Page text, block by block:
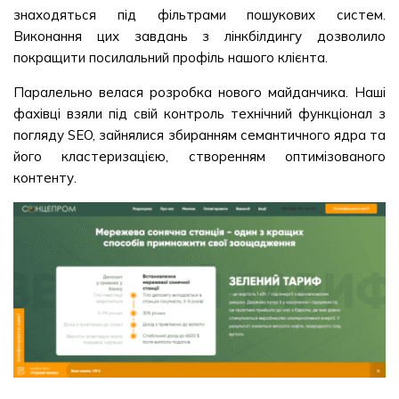
знаходяться під фільтрами пошукових систем.
Виконання цих завдань з лінкбілдингу дозволило
покращити посилальний профіль нашого клієнта.
Паралельно велася розробка нового майданчика. Наші
фахівці взяли під свій контроль технічний функціонал з
погляду SEO, зайнялися збиранням семантичного ядра та
його кластеризацією, створенням оптимізованого
контенту.